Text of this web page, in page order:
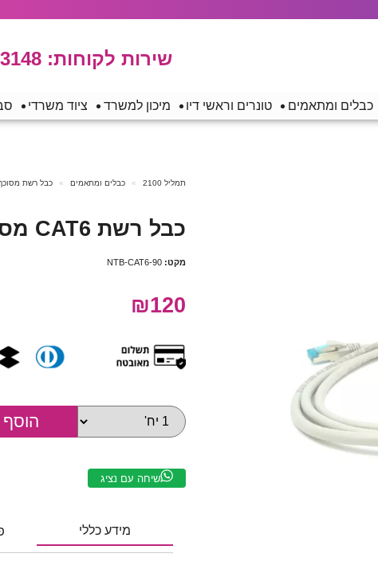
שירות לקוחות:
כבלים ומתאמים טונרים וראשי דיו מיכון למשרד ציוד משרדי
תמליל 2100 כבלים ומתאמים כבל רשת
כבל רשת CAT6 מסוכך – אורך 90 מטר
מקט: NTB-CAT6-90
₪120
שיחה עם נציג
מידע כללי